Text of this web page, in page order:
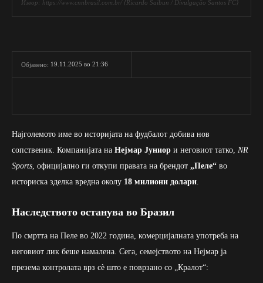
Извор: https://www.cnnbrasil.com.br/ {Ricardo Saibun / Divulgação Santos FC}
Објавено: 19.11.2025 во 21:36
Најголемото име во историјата на фудбалот добива нов
сопственик. Компанијата на Нејмар Јуниор и неговиот татко, NR
Sports , официјално ги откупи правата на брендот „Пеле“ во
историска зделка вредна околу 18 милиони долари
Наследството останува во Бразил
По смртта на Пеле во 2022 година, комерцијалната употреба на
неговиот лик беше намалена. Сега, семејството на Нејмар ја
презема контролата врз сè што е поврзано со „Кралот“: